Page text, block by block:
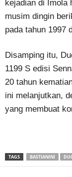
kejadian di Imola
musim dingin
pada tahun 1997
Disamping itu,
1199 S edisi
20 tahun
ini melanjutkan,
yang membuat
TAGS BASTIANINI